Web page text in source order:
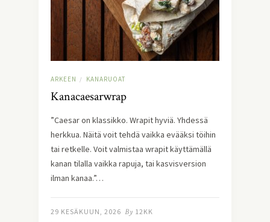
ARKEEN / KANARUOAT
Kanacaesarwrap
”Caesar on klassikko. Wrapit hyviä. Yhdessä
herkkua. Näitä voit tehdä vaikka evääksi töihin
tai retkelle. Voit valmistaa wrapit käyttämällä
kanan tilalla vaikka rapuja, tai kasvisversion
ilman kanaa.”…
29 KESÄKUUN, 2026 By 12KK